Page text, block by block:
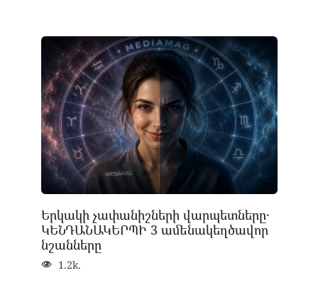
Երկակի չափանիշների վարպետները․
ԿԵՆԴԱՆԱԿԵՐՊԻ 3 ամենակեղծավոր
նշանները
1.2k.